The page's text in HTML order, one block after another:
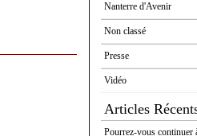
Nanterre d'Avenir
Non classé
Presse
Vidéo
Articles
Pourrez-vous continuer